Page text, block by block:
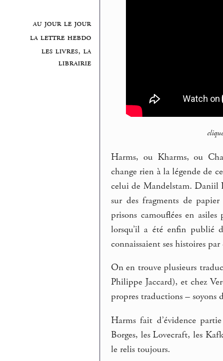
au jour le jour
la lettre hebdo
les livres, la
librairie
Harms, ou Kharms, ou
change rien à la légende de
celui de Mandelstam. Daniil
sur des fragments de
prisons camouflées en
lorsqu’il a été enfin publié
connaissaient ses histoires par
On en trouve plusieurs
Philippe Jaccard), et chez
propres traductions – soyons
Harms fait d’évidence
Borges, les Lovecraft, les
le relis toujours.